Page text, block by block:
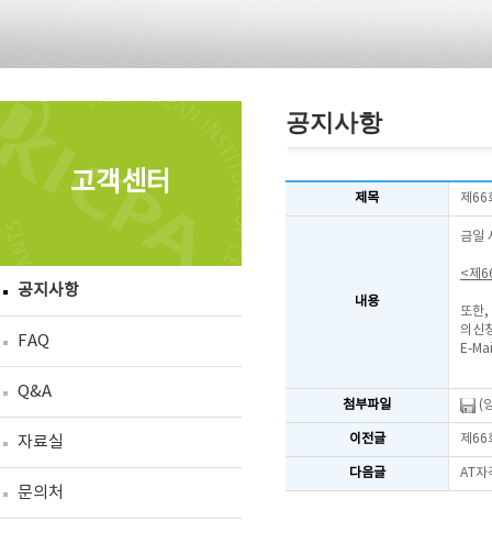
고객센터
공지사항
FAQ
Q&A
자료실
문의처
공지사항
제목 제66
내용
금일
<제
또한
의신
E-
첨부파일 (
이전글 제66
다음글 AT자